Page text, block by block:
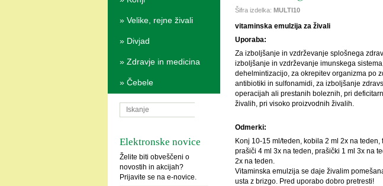
» Velike, rejne živali
» Divjad
» Zdravje in medicina
» Čebele
Elektronske novice
Želite biti obveščeni o
novostih in akcijah?
Prijavite se na e-novice.
Šifra izdelka: MULTI10
vitaminska emulzija za živali
Uporaba:
Za izboljšanje in vzdrževanje splošnega
izboljšanje in vzdrževanje imunskega
dehelmintizacijo, za okrepitev organizma po
antibiotiki in sulfonamidi, za izboljšanje
operacijah ali prestanih boleznih, pri
živalih, pri visoko proizvodnih živalih.
Odmerki:
Konj 10-15 ml/teden, kobila 2 ml 2x na teden,
prašiči 4 ml 3x na teden, prašički 1 ml 3x na
2x na teden.
Vitaminska emulzija se daje živalim
usta z brizgo. Pred uporabo dobro pretresti!